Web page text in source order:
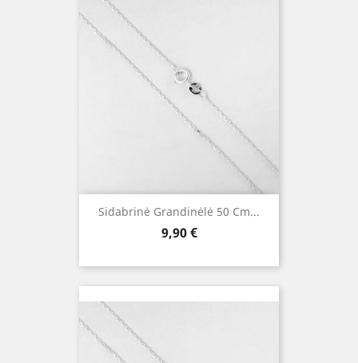
Sidabrinė Grandinėlė 50 Cm...
Kaina
9,90 €